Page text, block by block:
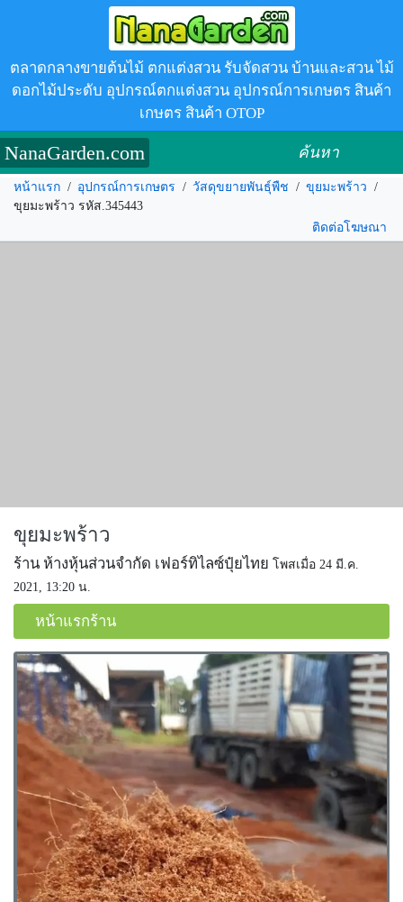
ตลาดกลางขายต้นไม้ ตกแต่งสวน รับจัดสวน บ้านและสวน ไม้
ดอกไม้ประดับ อุปกรณ์ตกแต่งสวน อุปกรณ์การเกษตร สินค้า
เกษตร สินค้า OTOP
NanaGarden.com ค้นหา
หน้าแรก / อุปกรณ์การเกษตร / วัสดุขยายพันธุ์พืช / ขุยมะพร้าว /
ขุยมะพร้าว รหัส.345443
ติดต่อโฆษณา
ขุยมะพร้าว
ร้าน ห้างหุ้นส่วนจำกัด เฟอร์ทิไลซ์ปุ๋ยไทย โพสเมื่อ 24 มี.ค.
2021, 13:20 น.
หน้าแรกร้าน